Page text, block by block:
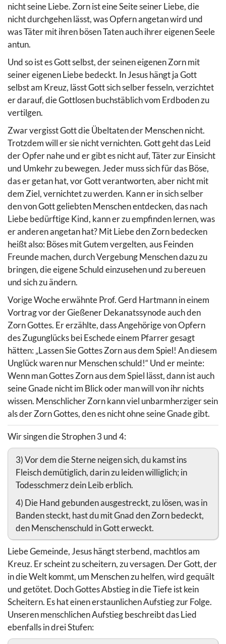
nicht seine Liebe. Zorn ist eine Seite seiner Liebe, die
nicht durchgehen lässt, was Opfern angetan wird und
was Täter mit ihren bösen Taten auch ihrer eigenen Seele
antun.
Und so ist es Gott selbst, der seinen eigenen Zorn mit
seiner eigenen Liebe bedeckt. In Jesus hängt ja Gott
selbst am Kreuz, lässt Gott sich selber fesseln, verzichtet
er darauf, die Gottlosen buchstäblich vom Erdboden zu
vertilgen.
Zwar vergisst Gott die Übeltaten der Menschen nicht.
Trotzdem will er sie nicht vernichten. Gott geht das Leid
der Opfer nahe und er gibt es nicht auf, Täter zur Einsicht
und Umkehr zu bewegen. Jeder muss sich für das Böse,
das er getan hat, vor Gott verantworten, aber nicht mit
dem Ziel, vernichtet zu werden. Kann er in sich selber
den von Gott geliebten Menschen entdecken, das nach
Liebe bedürftige Kind, kann er zu empfinden lernen, was
er anderen angetan hat? Mit Liebe den Zorn bedecken
heißt also: Böses mit Gutem vergelten, aus Feinden
Freunde machen, durch Vergebung Menschen dazu zu
bringen, die eigene Schuld einzusehen und zu bereuen
und sich zu ändern.
Vorige Woche erwähnte Prof. Gerd Hartmann in einem
Vortrag vor der Gießener Dekanatssynode auch den
Zorn Gottes. Er erzählte, dass Angehörige von Opfern
des Zugunglücks bei Eschede einem Pfarrer gesagt
hätten: „Lassen Sie Gottes Zorn aus dem Spiel! An diesem
Unglück waren nur Menschen schuld!“ Und er meinte:
Wenn man Gottes Zorn aus dem Spiel lässt, dann ist auch
seine Gnade nicht im Blick oder man will von ihr nichts
wissen. Menschlicher Zorn kann viel unbarmherziger sein
als der Zorn Gottes, den es nicht ohne seine Gnade gibt.
Wir singen die Strophen 3 und 4:
3) Vor dem die Sterne neigen sich, du kamst ins
Fleisch demütiglich, darin zu leiden williglich; in
Todesschmerz dein Leib erblich.
4) Die Hand gebunden ausgestreckt, zu lösen, was in
Banden steckt, hast du mit Gnad den Zorn bedeckt,
den Menschenschuld in Gott erweckt.
Liebe Gemeinde, Jesus hängt sterbend, machtlos am
Kreuz. Er scheint zu scheitern, zu versagen. Der Gott, der
in die Welt kommt, um Menschen zu helfen, wird gequält
und getötet. Doch Gottes Abstieg in die Tiefe ist kein
Scheitern. Es hat einen erstaunlichen Aufstieg zur Folge.
Unseren menschlichen Aufstieg beschreibt das Lied
ebenfalls in drei Stufen: